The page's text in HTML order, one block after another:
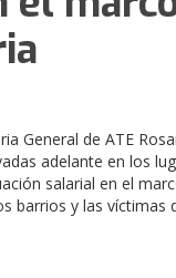
General de ATE
adelante en los
salarial en el
barrios y las víctimas